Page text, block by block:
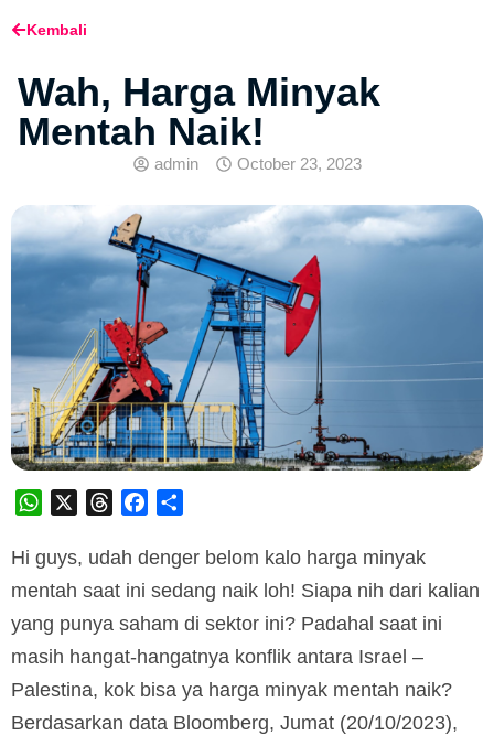
Kembali
Wah, Harga Minyak
Mentah Naik!
admin October 23, 2023
WhatsApp ThreadsFacebook
Hi guys, udah denger belom kalo harga minyak
mentah saat ini sedang naik loh! Siapa nih dari kalian
yang punya saham di sektor ini? Padahal saat ini
masih hangat-hangatnya konflik antara Israel –
Palestina, kok bisa ya harga minyak mentah naik?
Berdasarkan data Bloomberg, Jumat (20/10/2023),